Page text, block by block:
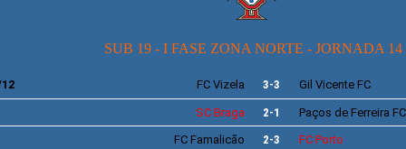
SUB 19 - I FASE ZONA NORTE - JORNADA 14
FCVizela 3-3 Gil VicenteFC
SCBraga 2-1 Paços de Ferreira FC
FCFamalicão 2-3 FCPorto